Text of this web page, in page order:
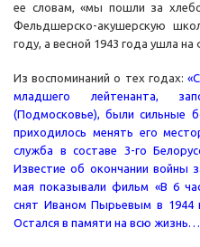
ее словам, «мы пошли за
Фельдшерско-акушерскую
году, а весной 1943 года ушла на
Из воспоминаний о тех годах:
младшего лейтенанта,
(Подмосковье), были сильные
приходилось менять его
служба в составе 3-го
Известие об окончании войны
мая показывали фильм «В 6
снят Иваном Пырьевым в 1944
Остался в памяти на всю